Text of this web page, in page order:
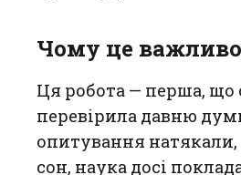
Чому це важливо
Ця робота — перша, що
перевірила давню
опитування
сон, наука досі